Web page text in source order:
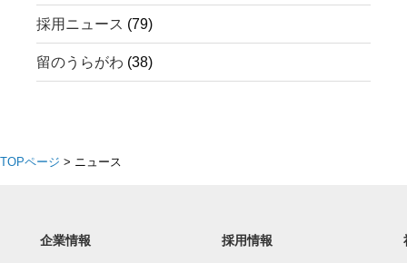
採用ニュース (79)
留のうらがわ (38)
TOPページ > ニュース
企業情報 採用情報